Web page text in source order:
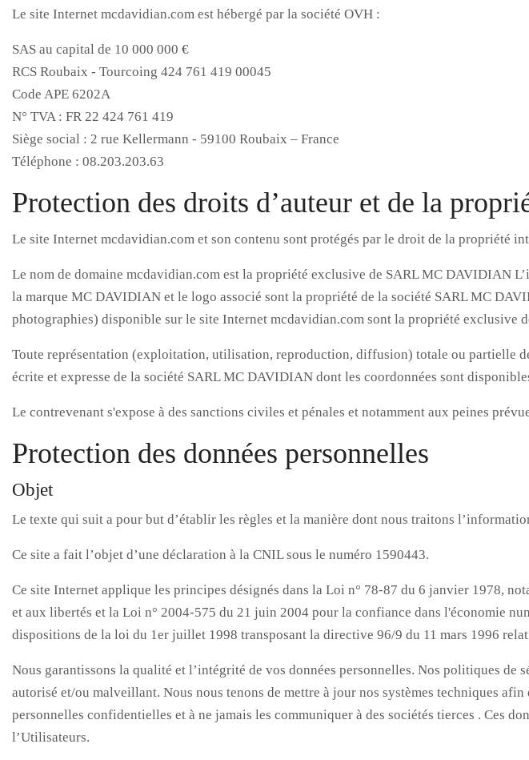
Le site Internet mcdavidian.com est hébergé par la société OVH :
SAS au capital de 10 000 000 €
RCS Roubaix - Tourcoing 424 761 419 00045
Code APE 6202A
N° TVA : FR 22 424 761 419
Siège social : 2 rue Kellermann - 59100 Roubaix – France
Téléphone : 08.203.203.63
Protection des droits d’auteur et de la
Le site Internet mcdavidian.com et son contenu sont protégés par le droit de la propriété
Le nom de domaine mcdavidian.com est la propriété exclusive de SARL MC DAVIDIAN
la marque MC DAVIDIAN et le logo associé sont la propriété de la société SARL MC
photographies) disponible sur le site Internet mcdavidian.com sont la propriété exclusive
Toute représentation (exploitation, utilisation, reproduction, diffusion) totale ou partielle
écrite et expresse de la société SARL MC DAVIDIAN dont les coordonnées sont
Le contrevenant s'expose à des sanctions civiles et pénales et notamment aux peines
Protection des données personnelles
Objet
Le texte qui suit a pour but d’établir les règles et la manière dont nous traitons
Ce site a fait l’objet d’une déclaration à la CNIL sous le numéro 1590443.
Ce site Internet applique les principes désignés dans la Loi n° 78-87 du 6 janvier 1978,
et aux libertés et la Loi n° 2004-575 du 21 juin 2004 pour la confiance dans l'économie
dispositions de la loi du 1er juillet 1998 transposant la directive 96/9 du 11 mars 1996
Nous garantissons la qualité et l’intégrité de vos données personnelles. Nos politiques de
autorisé et/ou malveillant. Nous nous tenons de mettre à jour nos systèmes techniques
personnelles confidentielles et à ne jamais les communiquer à des sociétés tierces . Ces
l’Utilisateurs.